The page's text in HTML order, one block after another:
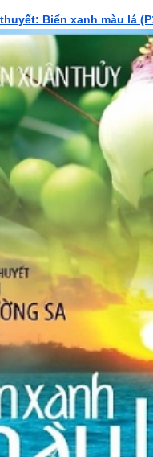
Biển xanh màu lá